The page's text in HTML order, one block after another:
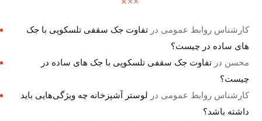
کارشناس روابط عمومی درتفاوت جک سقفی تلسکوپی با جک
های ساده در چیست؟
محسن درتفاوت جک سقفی تلسکوپی با جک های ساده در
چیست؟
کارشناس روابط عمومی در لوستر آشپزخانه چه ویژگی‌هایی باید
داشته باشد؟